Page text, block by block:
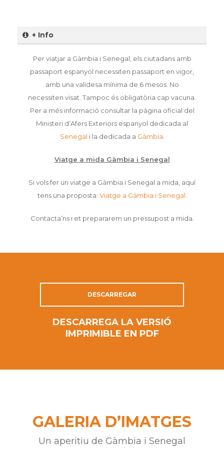
+ Info
Per viatjar a Gàmbia i Senegal, els ciutadans amb
passaport espanyol necessiten passaport en vigor,
amb una validesa mínima de 6 mesos. No
necessiten visat. Tampoc és obligatòria cap vacuna.
Per a més informació consultar la pàgina oficial del
Ministeri d’Afers Exteriors espanyol dedicada al
Senegal i la dedicada a Gàmbia
Viatge a mida Gàmbia i Senegal
Si vols fer un viatge a Gàmbia i Senegal a mida, aquí
tens una proposta: Viatge a Gàmbia i Senegal
Contacta’ns i et prepararem un pressupost a mida.
DESCARREGAR
DESCARREGA LA VERSIÓ
IMPRIMIBLE EN PDF
GALERIA D’IMATGES
Un aperitiu de Gàmbia i Senegal